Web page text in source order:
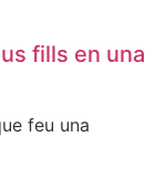
fills en una
feu una